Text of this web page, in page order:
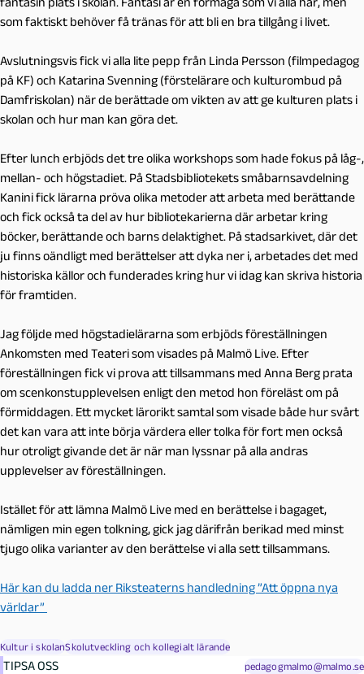
som faktiskt behöver få tränas för att bli en bra tillgång i livet.
Avslutningsvis fick vi alla lite pepp från Linda Persson (filmpedagog
på KF) och Katarina Svenning (förstelärare och kulturombud på
Damfriskolan) när de berättade om vikten av att ge kulturen plats i
skolan och hur man kan göra det.
Efter lunch erbjöds det tre olika workshops som hade fokus på låg-,
mellan- och högstadiet. På Stadsbibliotekets småbarnsavdelning
Kanini fick lärarna pröva olika metoder att arbeta med berättande
och fick också ta del av hur bibliotekarierna där arbetar kring
böcker, berättande och barns delaktighet. På stadsarkivet, där det
ju finns oändligt med berättelser att dyka ner i, arbetades det med
historiska källor och funderades kring hur vi idag kan skriva historia
för framtiden.
Jag följde med högstadielärarna som erbjöds föreställningen
Ankomsten med Teateri som visades på Malmö Live. Efter
föreställningen fick vi prova att tillsammans med Anna Berg prata
om scenkonstupplevelsen enligt den metod hon föreläst om på
förmiddagen. Ett mycket lärorikt samtal som visade både hur svårt
det kan vara att inte börja värdera eller tolka för fort men också
hur otroligt givande det är när man lyssnar på alla andras
upplevelser av föreställningen.
Istället för att lämna Malmö Live med en berättelse i bagaget,
nämligen min egen tolkning, gick jag därifrån berikad med minst
tjugo olika varianter av den berättelse vi alla sett tillsammans.
Här kan du ladda ner Riksteaterns handledning ”Att öppna nya
världar”
Kultur i skolanSkolutveckling och kollegialt lärande
TIPSA OSS pedagogmalmo@malmo.se